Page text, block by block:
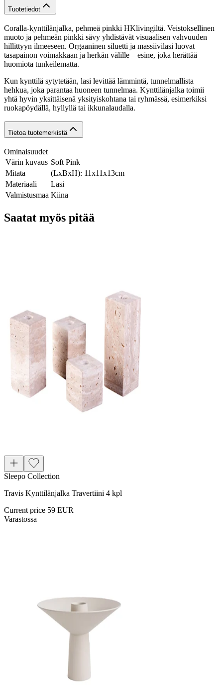
Tuotetiedot
Coralla-kynttilänjalka, pehmeä pinkki HKlivingiltä. Veistoksellinen
muoto ja pehmeän pinkki sävy yhdistävät visuaalisen vahvuuden
hillittyyn ilmeeseen. Orgaaninen siluetti ja massiivilasi luovat
tasapainon voimakkaan ja herkän välille – esine, joka herättää
huomiota tunkeilematta.
Kun kynttilä sytytetään, lasi levittää lämmintä, tunnelmallista
hehkua, joka parantaa huoneen tunnelmaa. Kynttilänjalka toimii
yhtä hyvin yksittäisenä yksityiskohtana tai ryhmässä, esimerkiksi
ruokapöydällä, hyllyllä tai ikkunalaudalla.
Tietoa tuotemerkistä
Ominaisuudet
Värin kuvaus Soft Pink
Mitata
(LxBxH): 11x11x13cm
Materiaali
Lasi
Valmistusmaa Kiina
Saatat myös pitää
Sleepo Collection
Travis Kynttilänjalka Travertiini 4 kpl
Current price 59 EUR
Varastossa